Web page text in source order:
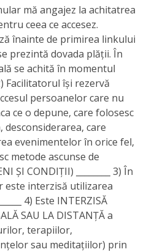
mă angajez la achitatrea
ceea ce accesez.
înainte de primirea linkului
prezintă dovada plății. În
se achită în momentul
Facilitatorul își rezervă
persoanelor care nu
ce o depune, care folosesc
care
evenimentelor în orice fel,
metode ascunse de
ȘI CONDIȚII) ________ 3) În
este interzisă utilizarea
4) Este INTERZISĂ
SAU LA DISTANȚĂ a
terapiilor,
sau meditațiilor) prin